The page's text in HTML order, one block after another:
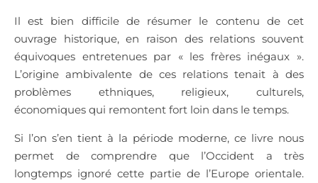
Il est bien difficile de résumer le contenu de cet
ouvrage historique, en raison des relations souvent
équivoques entretenues par « les frères inégaux ».
L’origine ambivalente de ces relations tenait à des
problèmes ethniques, religieux, culturels,
économiques qui remontent fort loin dans le temps.
Si l’on s’en tient à la période moderne, ce livre nous
permet de comprendre que l’Occident a très
longtemps ignoré cette partie de l’Europe orientale.